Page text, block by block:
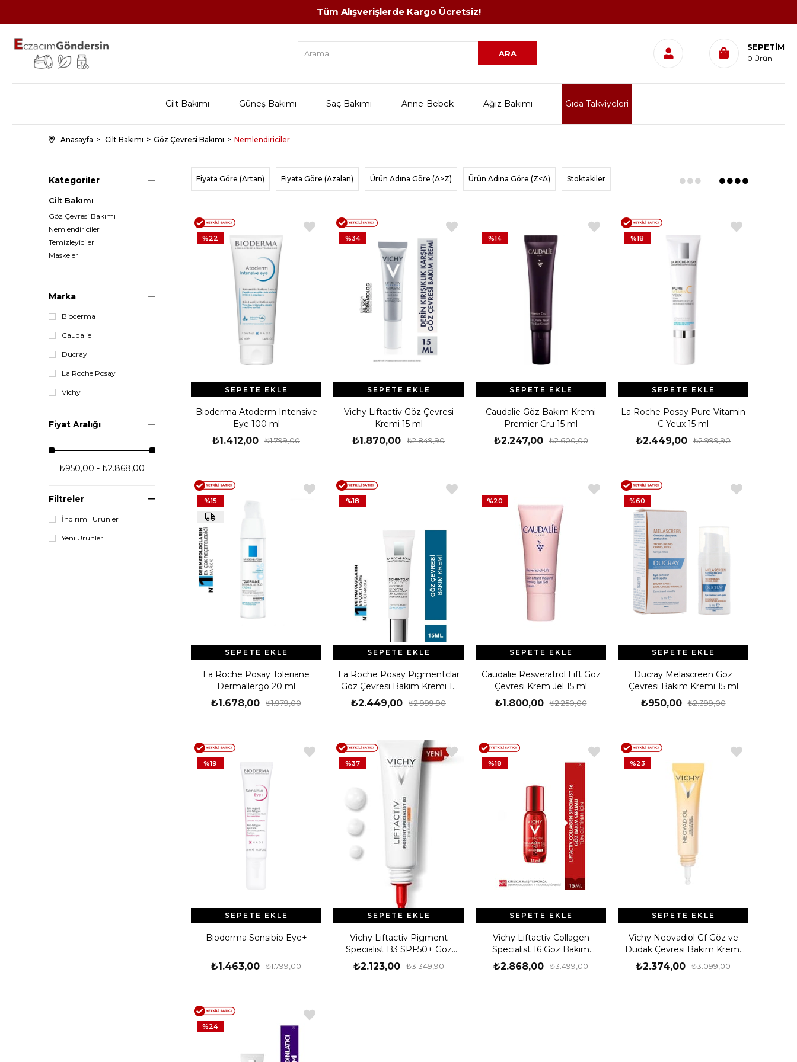
Tüm Alışverişlerde Kargo Ücretsiz!
SEPETIM
0 Ürün
Cilt Bakımı Güneş Bakımı Saç Bakımı Anne-Bebek Ağız Bakımı Gıda Takviyeleri
Anasayfa Cilt Bakımı Göz Çevresi Bakımı Nemlendiriciler
Kategoriler
Cilt Bakımı
Göz Çevresi Bakımı
Nemlendiriciler
Temizleyiciler
Maskeler
Marka
Bioderma
Caudalie
Ducray
La Roche Posay
Vichy
Fiyat Aralığı
₺950,00 - ₺2.868,00
Filtreler
İndirimli Ürünler
Yeni Ürünler
Fiyata Göre (Artan) Fiyata Göre (Azalan) Ürün Adına Göre (A>Z) Ürün Adına Göre (Z<A) Stoktakiler
Bioderma Atoderm Intensive
Eye 100 ml
₺1.412,00 ₺1.799,00
SEPETE EKLE
%22
Vichy Liftactiv Göz Çevresi
Kremi 15 ml
₺1.870,00 ₺2.849,90
SEPETE EKLE
%34
Caudalie Göz Bakım Kremi
Premier Cru 15 ml
₺2.247,00 ₺2.600,00
SEPETE EKLE
%14
La Roche Posay Pure Vitamin
C Yeux 15 ml
₺2.449,00 ₺2.999,90
SEPETE EKLE
%18
La Roche Posay Toleriane
Dermallergo 20 ml
₺1.678,00 ₺1.979,00
SEPETE EKLE
%15
La Roche Posay Pigmentclar
Göz Çevresi Bakım Kremi 15
ml
₺2.449,00 ₺2.999,90
SEPETE EKLE
%18
Caudalie Resveratrol Lift Göz
Çevresi Krem Jel 15 ml
₺1.800,00 ₺2.250,00
SEPETE EKLE
%20
Ducray Melascreen Göz
Çevresi Bakım Kremi 15 ml
₺950,00 ₺2.399,00
SEPETE EKLE
%60
Bioderma Sensibio Eye+
₺1.463,00 ₺1.799,00
SEPETE EKLE
%19
Vichy Liftactiv Pigment
Specialist B3 SPF50+ Göz
Bakım Kremi
₺2.123,00 ₺3.349,90
SEPETE EKLE
%37
Vichy Liftactiv Collagen
Specialist 16 Göz Bakım
Serumu 15 ml
₺2.868,00 ₺3.499,00
SEPETE EKLE
%18
Vichy Neovadiol Gf Göz ve
Dudak Çevresi Bakım Kremi
15ml
₺2.374,00 ₺3.099,00
SEPETE EKLE
%23
%24